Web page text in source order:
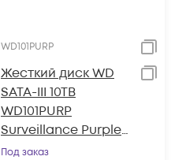
WD101PURP
Жесткий диск WD
SATA-III 10TB
WD101PURP
Surveillance Purple
Pro (7200rpm) 256Mb
Под заказ